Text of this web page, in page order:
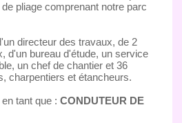
pliage comprenant notre parc
directeur des travaux, de 2
d'un bureau d'étude, un service
un chef de chantier et 36
charpentiers et étancheurs.
tant que : CONDUTEUR DE